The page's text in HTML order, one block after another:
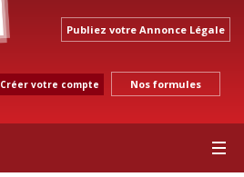
Publiez votre Annonce Légale
Créer votre compte Nos formules